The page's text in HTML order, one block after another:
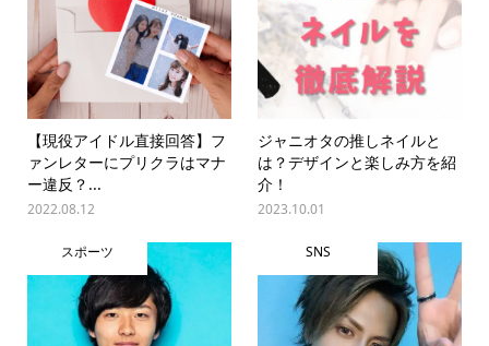
【現役アイドル直接回答】フ
ァンレターにプリクラはマナ
ー違反？...
2022.08.12
ジャニオタの推しネイルと
は？デザインと楽しみ方を紹
介！
2023.10.01
スポーツ SNS